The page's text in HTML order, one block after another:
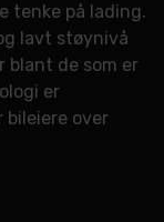
tenke på lading.
lavt støynivå
blant de som er
er
bileiere over